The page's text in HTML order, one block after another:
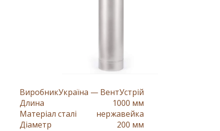
ВиробникУкраїна — ВентУстрій
Длина
1000 мм
Матеріал сталі
нержавейка
Діаметр
200 мм